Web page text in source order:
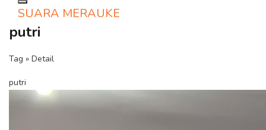
Toggle navigation
SUARA MERAUKE
putri
Tag » Detail
putri